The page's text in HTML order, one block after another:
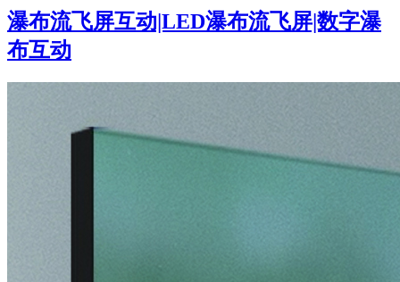
瀑布流飞屏互动|LED瀑布流飞屏|数字瀑
布互动